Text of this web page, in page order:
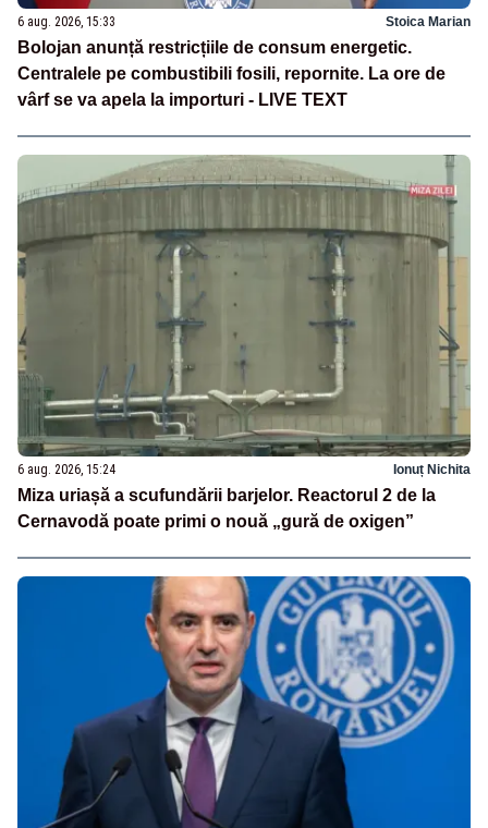
6 aug. 2026, 15:33 Stoica Marian
Bolojan anunță restricțiile de consum energetic.
Centralele pe combustibili fosili, repornite. La ore de
vârf se va apela la importuri - LIVE TEXT
6 aug. 2026, 15:24 Ionuț Nichita
Miza uriașă a scufundării barjelor. Reactorul 2 de la
Cernavodă poate primi o nouă „gură de oxigen”